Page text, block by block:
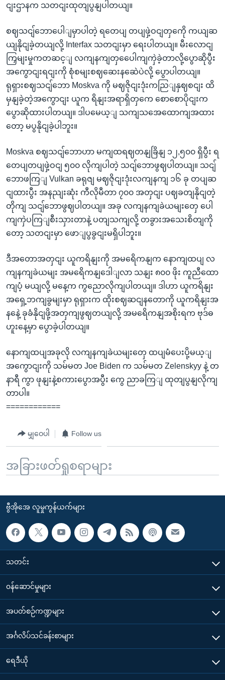
ငျးဌာနက သတငျးထုတျပွနျပါတယျ။
စဈသငျ်ဘောပေါျမှာပါတဲ့ ရတေပျ တပျဖှဲ့ဝငျတှကေို ကယျဆ
ယျနိုငျခဲ့တယျလို့ Interfax သတငျးမှာ ရေးပါတယျ။ မီးလောငျ
ကြှမျးမှုကတဆင့ျ လကျနကျတှပေေါကျကှဲခဲ့တာလို့ပွောဆိုပွီး
အကွောငျးရငျးကို စုံစမျးစဈဆေးနဆေဲပဲလို့ ပွောပါတယျ။
ရုရှားစဈသငျ်ဘော Moskva ကို မဈဇိုငျးဒုံးကညြျနှဈစငျး ထိ
မှနျခဲ့တဲ့အကွောငျး ယူက ရိနျးအရာရှိတှကေ စောစောပိုငျးက
ပွောဆိုထားပါတယျ။ ဒါပမေယ့ျ သကျသအေထောကျအထား
တော့ မပွနိုငျခဲ့ပါဘူး။
Moskva စဈသငျ်ဘောဟာ မကျထရဈတနျခြိနျ ၁၂,၅၀၀ ရှိပွီး ရ
တေပျတပျဖှဲ့ဝငျ ၅၀၀ လိုကျပါတဲ့ သငျ်ဘောဖွဈပါတယျ။ သငျ်
ဘောဖကြျ Vulkan ခရုဇျ မဈဇိုငျးဒုံးလကျနကျ ၁၆ ခု တပျဆ
ငျထားပွီး အနညျးဆုံး ကီလိုမီတာ ၇၀၀ အတှငျး ပဈခတျနိုငျတဲ့
တိုကျ သငျ်ဘောဖွဈပါတယျ။ အခု လကျနကျခဲယမျးတှေ ပေါ
ကျကှဲပကြျစီးသှားတာနဲ့ ပတျသကျလို့ တခွားအသေးစိတျကို
တော့ သတငျးမှာ ဖောျပွခွငျးမရှိပါဘူး။
ဒီအတောအတှငျး ယူကရိနျးကို အမရေိကနျက နောကျထပျ လ
ကျနကျခဲယမျး အမရေိကနျဒေါျလာ သနျး ၈၀၀ ဖိုး ကူညီထော
ကျပံ့ မယျလို့ မနေ့က ကွညောလိုကျပါတယျ။ ဒါဟာ ယူကရိနျး
အရှေ့ဘကျခွမျးမှာ ရုရှားက ထိုးစဈဆငျနတောကို ယူကရိနျးအ
နနေဲ့ ခုခံနိုငျဖို့အတှကျဖွဈတယျလို့ အမရေိကနျအစိုးရက ဗုဒ်ဓ
ဟူးနေ့မှာ ပွောခဲ့ပါတယျ။
နောကျထပျအခုလို လကျနကျခဲယမျးတှေ ထပျမံပေးပို့မယ့ျ
အကွောငျးကို သမ်မတ Joe Biden က သမ်မတ Zelenskyy နဲ့ တ
နာရီ ကွာ ဖုနျးနဲ့စကားပွောအပွီး ကွေ ညာခကြျ ထုတျပွနျလိုကျ
တာပါ။
============
မျှဝေပါ Follow us
အခြားဖတ်ရှုစရာများ
ဗွီအိုအေ လူမှုကွန်ယက်များ
သတင်း
၀န်ဆောင်မှုများ
အပတ်စဉ်ကဏ္ဍများ
အင်္ဂလိပ်သင်ခန်းစာများ
ရေဒီယို